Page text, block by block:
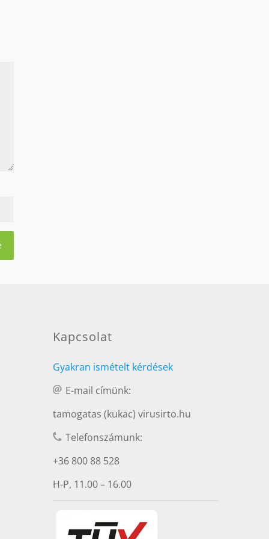
Kapcsolat
Gyakran ismételt kérdések
E-mail címünk:
tamogatas (kukac) virusirto.hu
Telefonszámunk:
+36 800 88 528
H-P, 11.00 – 16.00